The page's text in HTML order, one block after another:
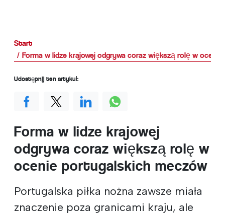
Start
Forma w lidze krajowej odgrywa coraz większą rolę w
Forma w lidze krajowej
odgrywa coraz większą rolę w
ocenie portugalskich meczów
Portugalska piłka nożna zawsze miała
znaczenie poza granicami kraju, ale
Udostępnij ten artykuł: